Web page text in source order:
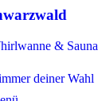
& Sauna
deiner Wahl